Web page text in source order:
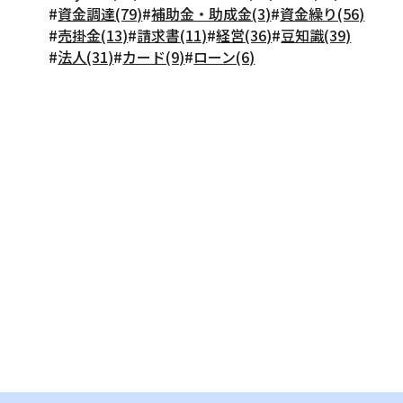
#資金調達(79)#補助金・助成金(3)#資金繰り(56)
#売掛金(13)#請求書(11)#経営(36)#豆知識(39)
#法人(31)#カード(9)#ローン(6)